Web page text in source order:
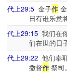
代上29:5 金子作
日有谁乐意
代上29:15 我们在
们在世的日
代上29:22 他们奉
撒督作祭司。